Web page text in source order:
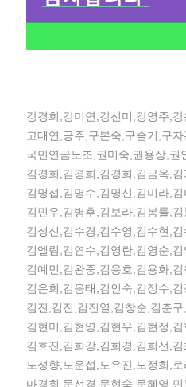
강경희,강미연,강선미,강영주,
고대연,공주,구본숙,구슬기,구자
국민연금노조,권미숙,권용상,권
김경희,김경희,김경희,김금옥,
김명섭,김명수,김명신,김미라,
김민우,김병후,김보라,김봉률,
김성신,김수경,김수영,김수현,
김엘림,김연수,김영란,김영순,
김예민,김완중,김용호,김용화,
김은희,김응태,김인숙,김정수,
김진,김진,김진열,김창순,김춘
김현미,김현영,김현우,김현정,
김효진,김희강,김희경,김희선,
노성향,노운섭,노유진,노정희,로
마경희,문선경,문현숙,문혜영,